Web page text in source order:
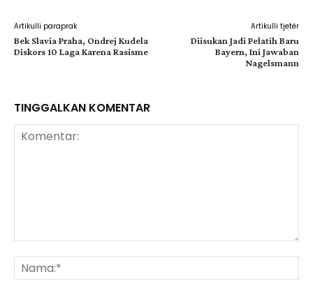
Artikulli paraprak
Bek Slavia Praha, Ondrej Kudela
Diskors 10 Laga Karena Rasisme
Artikulli tjetër
Diisukan Jadi Pelatih Baru
Bayern, Ini Jawaban
Nagelsmann
TINGGALKAN KOMENTAR